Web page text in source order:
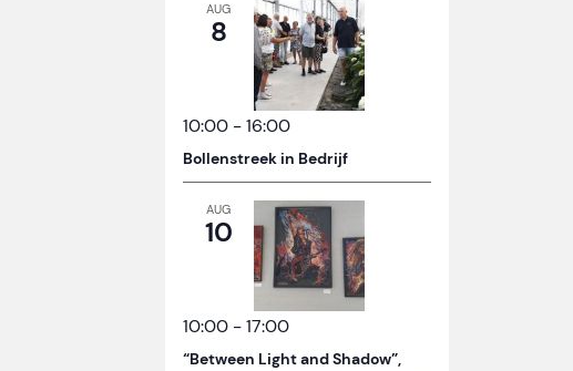
AUG
8
10:00 -16:00
Bollenstreek in Bedrijf
AUG
10
10:00 -17:00
“Between Light and Shadow”,